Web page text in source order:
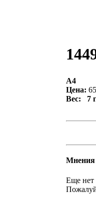
А4
Цена:
Вес: 7
Мнения
Еще нет